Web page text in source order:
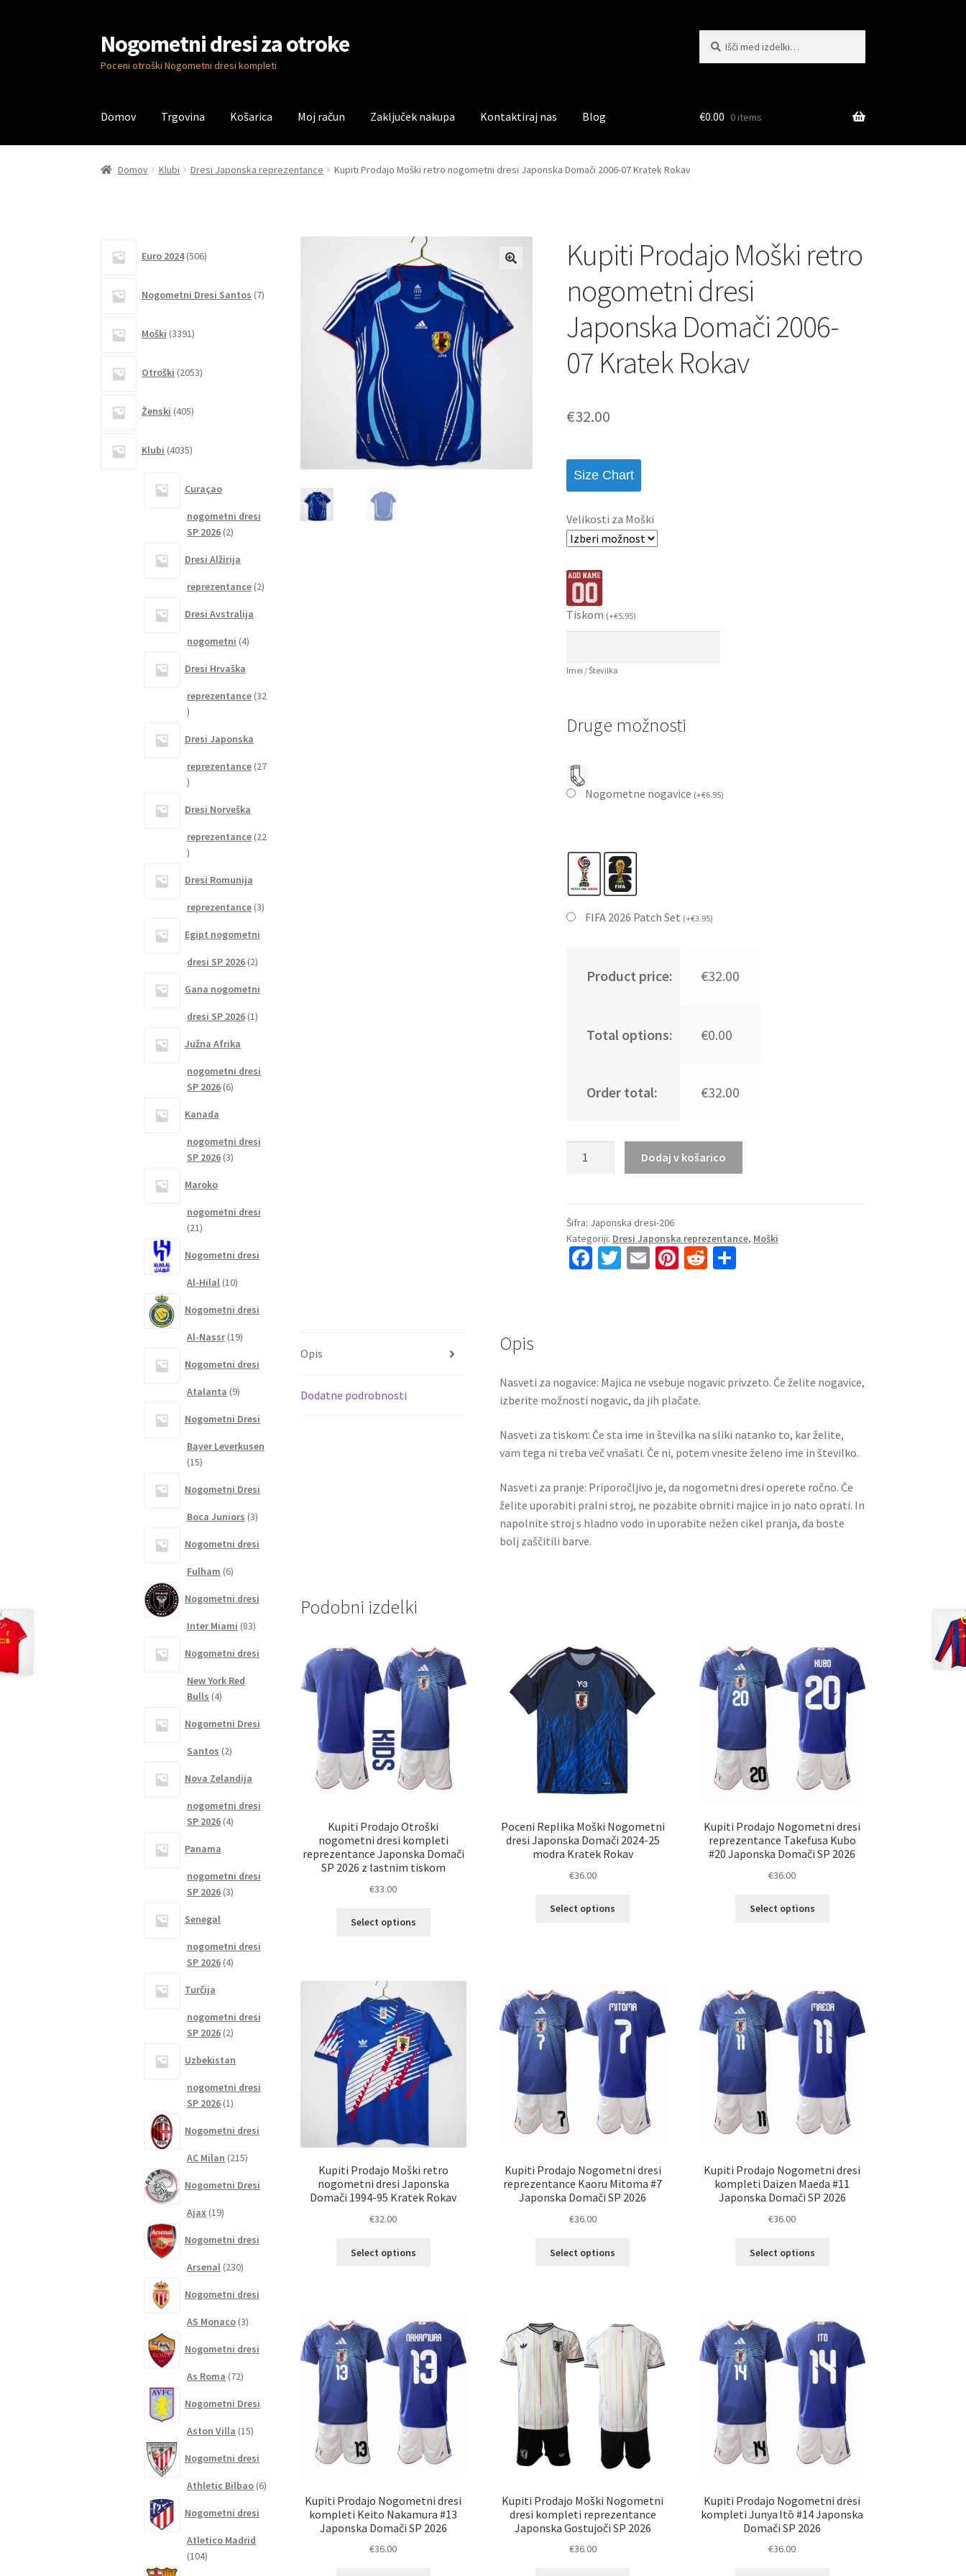
Skip
to
navigation
Skip
to
content
Nogometni dresi za otroke
Poceni otroški Nogometni dresi kompleti
Domov Trgovina Košarica Moj račun Zaključek nakupa Kontaktiraj nas Blog
Domov BlogKontaktiraj nas Košarica Moj račun Trgovina Zaključek nakupa
€0.00 0 items
Domov Klubi Dresi Japonska reprezentance Kupiti Prodajo Moški retro nogometni dresi Japonska Domači 2006-07 Kratek Rokav
Kupiti Prodajo Moški retro
nogometni dresi
Japonska Domači 2006-
07 Kratek Rokav
€32.00
Size Chart
Velikosti za Moški
Tiskom (+€5.95)
Imei / Številka
Druge možnosti
Nogometne nogavice (+€6.95)
FIFA 2026 Patch Set (+€3.95)
Product price: €32.00
Total options: €0.00
Order total: €32.00
nogometni
dresi
Japonska
Dodaj v košarico
Šifra: Japonska dresi-206
Kategoriji: Dresi Japonska reprezentance, Moški
Fa
k
T E Pi R S
Opis
Dodatne podrobnosti
Opis
Nasveti za nogavice: Majica ne vsebuje nogavic privzeto. Če želite nogavice,
izberite možnosti nogavic, da jih plačate.
Nasveti za tiskom: Če sta ime in številka na sliki natanko to, kar želite,
vam tega ni treba več vnašati. Če ni, potem vnesite želeno ime in številko.
Nasveti za pranje: Priporočljivo je, da nogometni dresi operete ročno. Če
želite uporabiti pralni stroj, ne pozabite obrniti majice in jo nato oprati. In
napolnite stroj s hladno vodo in uporabite nežen cikel pranja, da boste
bolj zaščitili barve.
Podobni izdelki
Kupiti Prodajo Otroški
nogometni dresi kompleti
reprezentance Japonska Domači
SP 2026 z lastnim tiskom
€33.00
Select options
različic.
izberete
strani
izdelka
Poceni Replika Moški Nogometni
dresi Japonska Domači 2024-25
modra Kratek Rokav
€36.00
Select options
lahko
izberete
na
strani
izdelka
Kupiti Prodajo Nogometni dresi
reprezentance Takefusa Kubo
#20 Japonska Domači SP 2026
€36.00
Select options
lahko
izberete
na
strani
izdelka
Kupiti Prodajo Moški retro
nogometni dresi Japonska
Domači 1994-95 Kratek Rokav
€32.00
Select options
Možnosti
lahko
izberete
na
strani
izdelka
Kupiti Prodajo Nogometni dresi
reprezentance Kaoru Mitoma #7
Japonska Domači SP 2026
€36.00
Select options
Možnosti
lahko
izberete
na
strani
izdelka
Kupiti Prodajo Nogometni dresi
kompleti Daizen Maeda #11
Japonska Domači SP 2026
€36.00
Select options
Možnosti
lahko
izberete
na
strani
izdelka
Kupiti Prodajo Nogometni dresi
kompleti Keito Nakamura #13
Japonska Domači SP 2026
€36.00
Kupiti Prodajo Moški Nogometni
dresi kompleti reprezentance
Japonska Gostujoči SP 2026
€36.00
Kupiti Prodajo Nogometni dresi
kompleti Junya Itō #14 Japonska
Domači SP 2026
€36.00
Euro 2024 506izdelkov
Nogometni Dresi Santos 7izdelkov
Moški 3391izdelkov
Otroški 2053izdelkov
Ženski 405izdelkov
Klubi 4035izdelkov
Curaçao
nogometni dresi
SP 2026 22
Dresi Alžirija
reprezentance 22
Dresi Avstralija
nogometni 44
Dresi Hrvaška
reprezentance 32
32
Dresi Japonska
reprezentance 27
27
Dresi Norveška
reprezentance 22
22
Dresi Romunija
reprezentance 33
Egipt nogometni
dresi SP 2026 22
Gana nogometni
dresi SP 2026 11
Južna Afrika
nogometni dresi
SP 2026 66
Kanada
nogometni dresi
SP 2026 33
Maroko
nogometni dresi
2121
Nogometni dresi
Al-Hilal 1010
Nogometni dresi
Al-Nassr 1919
Nogometni dresi
Atalanta 99
Nogometni Dresi
Bayer Leverkusen
1515
Nogometni Dresi
Boca Juniors 33
Nogometni dresi
Fulham 66
Nogometni dresi
Inter Miami 8383
Nogometni dresi
New York Red
Bulls 44
Nogometni Dresi
Santos 22
Nova Zelandija
nogometni dresi
SP 2026 44
Panama
nogometni dresi
SP 2026 33
Senegal
nogometni dresi
SP 2026 44
Turčija
nogometni dresi
SP 2026 22
Uzbekistan
nogometni dresi
SP 2026 11
Nogometni dresi
AC Milan 215215
Nogometni Dresi
Ajax 1919
Nogometni dresi
Arsenal 230230
Nogometni dresi
AS Monaco 33
Nogometni dresi
As Roma 7272
Nogometni Dresi
Aston Villa 1515
Nogometni dresi
Athletic Bilbao 66
Nogometni dresi
Atletico Madrid
104104